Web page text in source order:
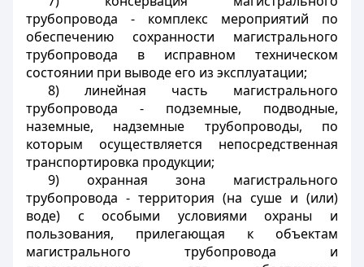
трубопровода - комплекс мероприятий по
обеспечению сохранности магистрального
трубопровода в исправном техническом
состоянии при выводе его из эксплуатации;
8) линейная часть магистрального
трубопровода - подземные, подводные,
наземные, надземные трубопроводы, по
которым осуществляется непосредственная
транспортировка продукции;
9) охранная зона магистрального
трубопровода - территория (на суше и (или)
воде) с особыми условиями охраны и
пользования, прилегающая к объектам
магистрального трубопровода и